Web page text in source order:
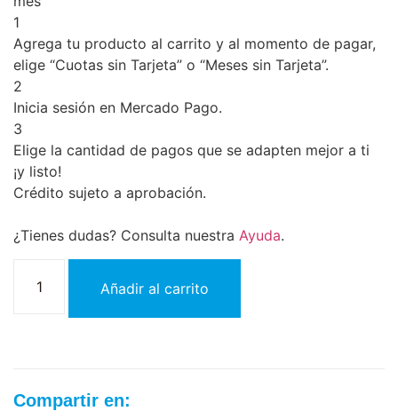
1
Agrega tu producto al carrito y al momento de pagar,
elige “Cuotas sin Tarjeta” o “Meses sin Tarjeta”.
2
Inicia sesión en Mercado Pago.
3
Elige la cantidad de pagos que se adapten mejor a ti
¡y listo!
Crédito sujeto a aprobación.
¿Tienes dudas? Consulta nuestra Ayuda.
Añadir al carrito
Compartir en: